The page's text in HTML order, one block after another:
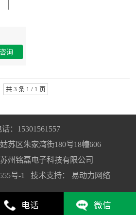
共 3 条 1 / 1 页
话：15301561557
苏区朱家湾街180号18幢606
州铭磊电子科技有限公司
号-1 技术支持： 易动力网络
电话 微信